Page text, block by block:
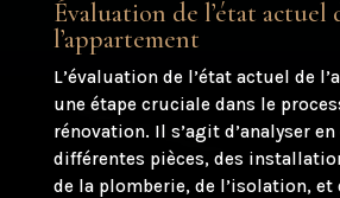
Évaluation de l’état actuel
l’appartement
L’évaluation de l’état actuel de
une étape cruciale dans le
rénovation. Il s’agit d’analyser
différentes pièces, des
de la plomberie, de l’isolation,